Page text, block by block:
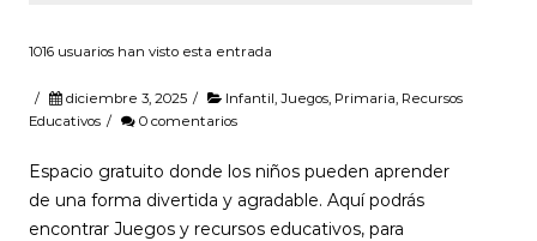
1016 usuarios han visto esta entrada
/ diciembre 3, 2025 / Infantil, Juegos, Primaria, Recursos
Educativos / 0 comentarios
Espacio gratuito donde los niños pueden aprender
de una forma divertida y agradable. Aquí podrás
encontrar Juegos y recursos educativos, para